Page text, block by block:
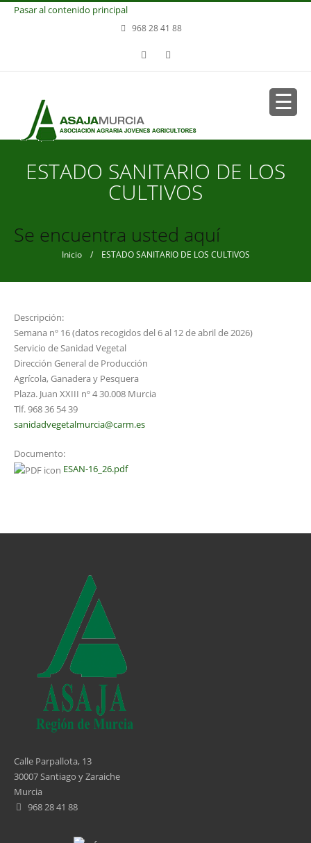
Pasar al contenido principal
968 28 41 88
ESTADO SANITARIO DE LOS
CULTIVOS
Se encuentra usted aquí
Inicio/ ESTADO SANITARIO DE LOS CULTIVOS
Descripción:
Semana nº 16 (datos recogidos del 6 al 12 de abril de 2026)
Servicio de Sanidad Vegetal
Dirección General de Producción
Agrícola, Ganadera y Pesquera
Plaza. Juan XXIII nº 4 30.008 Murcia
Tlf. 968 36 54 39
sanidadvegetalmurcia@carm.es
Documento:
ESAN-16_26.pdf
Calle Parpallota, 13
30007 Santiago y Zaraiche
Murcia
968 28 41 88